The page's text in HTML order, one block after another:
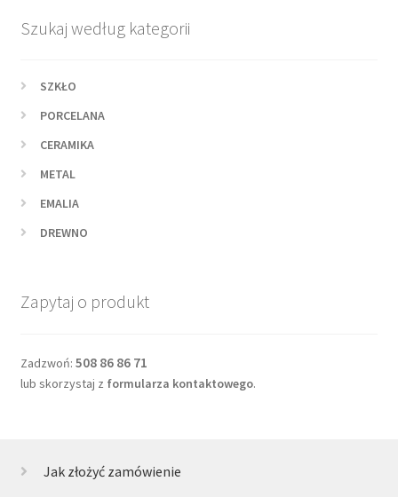
Szukaj według kategorii
SZKŁO
PORCELANA
CERAMIKA
METAL
EMALIA
DREWNO
Zapytaj o produkt
Zadzwoń: 508 86 86 71
lub skorzystaj z formularza kontaktowego.
Jak złożyć zamówienie